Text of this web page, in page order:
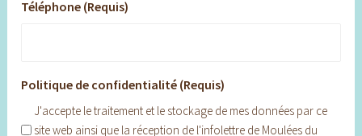
Téléphone (Requis)
Politique de confidentialité (Requis)
J'accepte le traitement et le stockage de mes données par ce
site web ainsi que la réception de l'infolettre de Moulées du